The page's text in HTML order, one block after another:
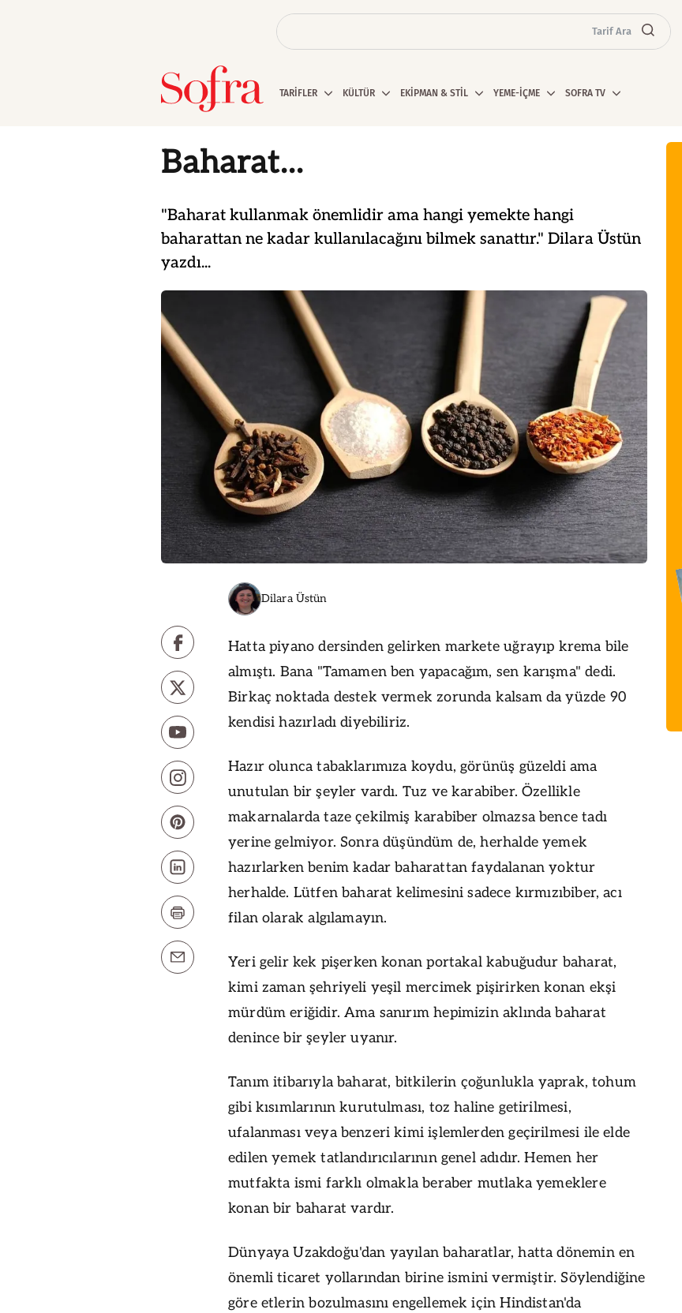
Tarif Ara
TARİFLER KÜLTÜR EKİPMAN & STİL YEME-İÇME SOFRA TV
Baharat...
"Baharat kullanmak önemlidir ama hangi yemekte hangi
baharattan ne kadar kullanılacağını bilmek sanattır." Dilara Üstün
yazdı...
Dilara Üstün
Hatta piyano dersinden gelirken markete uğrayıp krema bile
almıştı. Bana "Tamamen ben yapacağım, sen karışma" dedi.
Birkaç noktada destek vermek zorunda kalsam da yüzde 90
kendisi hazırladı diyebiliriz.
Hazır olunca tabaklarımıza koydu, görünüş güzeldi ama
unutulan bir şeyler vardı. Tuz ve karabiber. Özellikle
makarnalarda taze çekilmiş karabiber olmazsa bence tadı
yerine gelmiyor. Sonra düşündüm de, herhalde yemek
hazırlarken benim kadar baharattan faydalanan yoktur
herhalde. Lütfen baharat kelimesini sadece kırmızıbiber, acı
filan olarak algılamayın.
Yeri gelir kek pişerken konan portakal kabuğudur baharat,
kimi zaman şehriyeli yeşil mercimek pişirirken konan ekşi
mürdüm eriğidir. Ama sanırım hepimizin aklında baharat
denince bir şeyler uyanır.
Tanım itibarıyla baharat, bitkilerin çoğunlukla yaprak, tohum
gibi kısımlarının kurutulması, toz haline getirilmesi,
ufalanması veya benzeri kimi işlemlerden geçirilmesi ile elde
edilen yemek tatlandırıcılarının genel adıdır. Hemen her
mutfakta ismi farklı olmakla beraber mutlaka yemeklere
konan bir baharat vardır.
Dünyaya Uzakdoğu'dan yayılan baharatlar, hatta dönemin en
önemli ticaret yollarından birine ismini vermiştir. Söylendiğine
göre etlerin bozulmasını engellemek için Hindistan'da